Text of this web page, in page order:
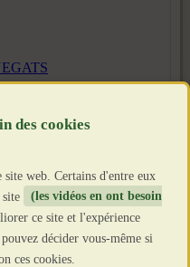
web. Certains d'entre eux
(les vidéos en ont besoin
ce site et l'expérience
décider vous-même si
ces cookies.